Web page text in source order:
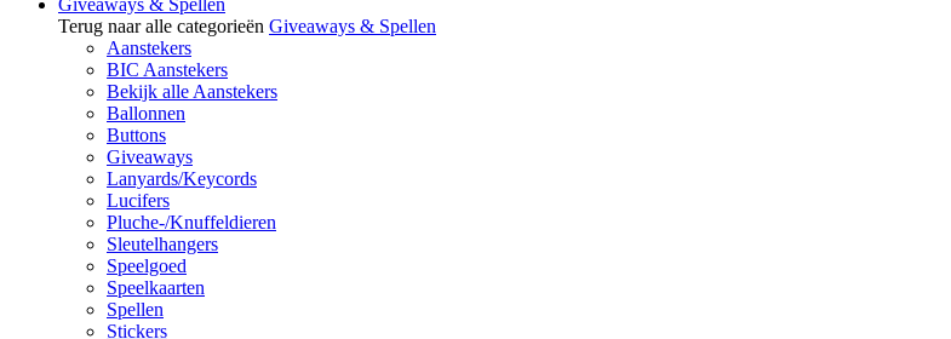
Giveaways & Spellen
Terug naar alle categorieën Giveaways & Spellen
Aanstekers
BIC Aanstekers
Bekijk alle Aanstekers
Ballonnen
Buttons
Giveaways
Lanyards/Keycords
Lucifers
Pluche-/Knuffeldieren
Sleutelhangers
Speelgoed
Speelkaarten
Spellen
Stickers